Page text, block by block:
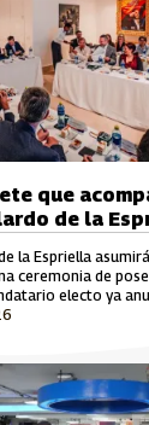
la Espriella
ceremonia de
electo ya
su gabinete para
que
de la